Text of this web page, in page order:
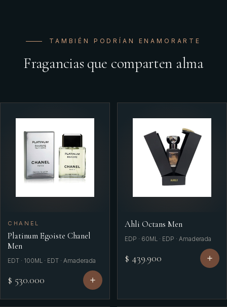
TAMBIÉN PODRÍAN ENAMORARTE
Fragancias que comparten alma
CHANEL
Platinum Egoiste Chanel
Men
EDT · 100ML · EDT · Amaderada
$ 530.000
Ahli Octans Men
EDP · 60ML · EDP · Amaderada
$ 439.900